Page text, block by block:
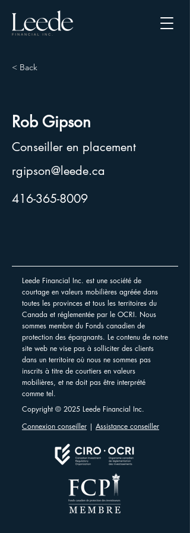
< Back
Rob Gipson
Conseiller en placement
rgipson@leede.ca
416-365-8009
Leede Financial Inc. est une société de
courtage en valeurs mobilières agréée dans
toutes les provinces et tous les territoires du
Canada et réglementée par le OCRI. Nous
sommes membre du Fonds canadien de
protection des épargnants. Le contenu de notre
site web ne vise pas à solliciter des clients
dans un territoire où nous ne sommes pas
inscrits à titre de courtiers en valeurs
mobilières, et ne doit pas être interprété
comme tel.
Copyright © 2025 Leede Financial Inc.
Connexion conseiller | Assistance conseiller